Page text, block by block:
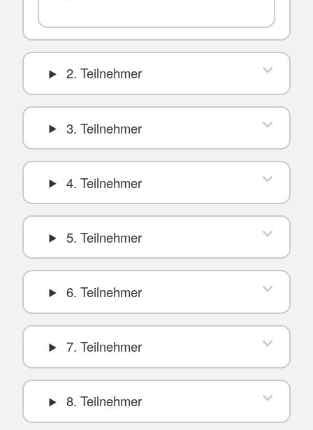
2. Teilnehmer
3. Teilnehmer
4. Teilnehmer
5. Teilnehmer
6. Teilnehmer
7. Teilnehmer
8. Teilnehmer